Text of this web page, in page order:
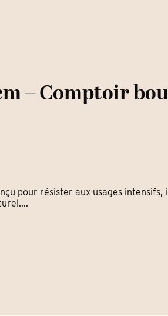
– Comptoir
pour résister aux usages intensifs,